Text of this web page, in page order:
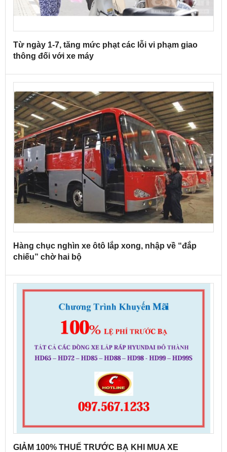
Từ ngày 1-7, tăng mức phạt các lỗi vi phạm giao
thông đối với xe máy
Hàng chục nghìn xe ôtô lắp xong, nhập về “đắp
chiếu” chờ hai bộ
GIẢM 100% THUẾ TRƯỚC BẠ KHI MUA XE